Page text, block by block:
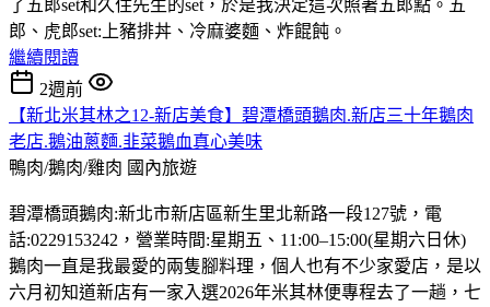
了五郎set和久住先生的set，於是我決定這次照著五郎點。五
郎、虎郎set:上豬排丼、冷麻婆麵、炸餛飩。
繼續閱讀
2週前
【新北米其林之12-新店美食】碧潭橋頭鵝肉.新店三十年鵝肉
老店.鵝油蔥麵.韭菜鵝血真心美味
鴨肉/鵝肉/雞肉 國內旅遊
碧潭橋頭鵝肉:新北市新店區新生里北新路一段127號，電
話:0229153242，營業時間:星期五、11:00–15:00(星期六日休)
鵝肉一直是我最愛的兩隻腳料理，個人也有不少家愛店，是以
六月初知道新店有一家入選2026年米其林便專程去了一趟，七